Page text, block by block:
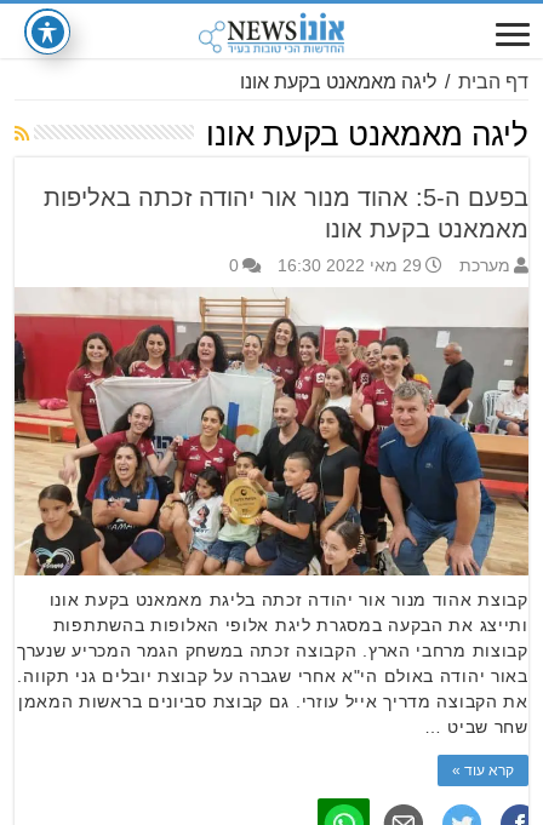
דף הבית / ליגה מאמאנט בקעת אונו
ליגה מאמאנט בקעת אונו
בפעם ה-5: אהוד מנור אור יהודה זכתה באליפות
מאמאנט בקעת אונו
מערכת 29 מאי 2022 16:30 0
קבוצת אהוד מנור אור יהודה זכתה בליגת מאמאנט בקעת אונו
ותייצג את הבקעה במסגרת ליגת אלופי האלופות בהשתתפות
קבוצות מרחבי הארץ. הקבוצה זכתה במשחק הגמר המכריע שנערך
באור יהודה באולם הי"א אחרי שגברה על קבוצת יובלים גני תקווה.
את הקבוצה מדריך אייל עוזרי. גם קבוצת סביונים בראשות המאמן
שחר שביט …
קרא עוד »